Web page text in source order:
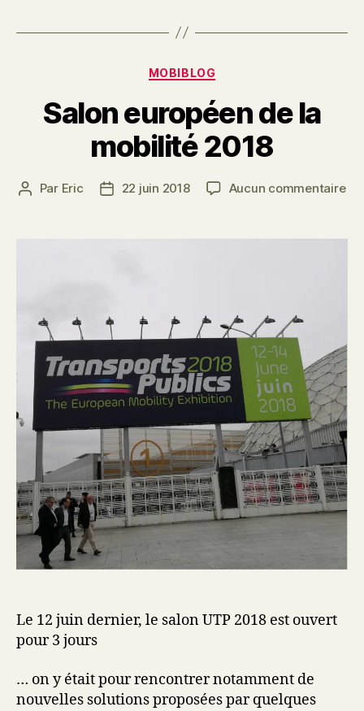
Catégories
MOBIBLOG
Salon européen de la
mobilité 2018
Auteur
Par Eric
Date22 juin 2018 Aucun commentairesur
de
Le 12 juin dernier, le salon UTP 2018 est ouvert
pour 3 jours
… on y était pour rencontrer notamment de
nouvelles solutions proposées par quelques